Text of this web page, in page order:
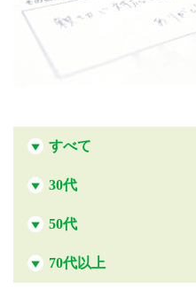
すべて
30代
50代
70代以上